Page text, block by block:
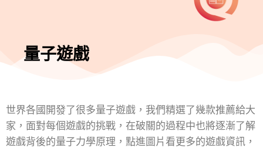
量子遊戲
世界各國開發了很多量子遊戲，我們精選了幾款推薦給大
家，面對每個遊戲的挑戰，在破關的過程中也將逐漸了解
遊戲背後的量子力學原理，點進圖片看更多的遊戲資訊，